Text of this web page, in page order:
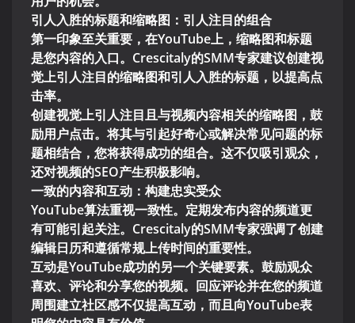
引人入胜的标题和缩略图：引人注目的组合
第一印象至关重要，在YouTube上，缩略图和标题
是您内容的入口。Crescitaly的SMM专家建议创建视
觉上引人注目的缩略图和引人入胜的标题，以提高点
击率。
创建视觉上引人注目且与视频内容相关的缩略图，鼓
励用户点击。将其与引起好奇心或解决常见问题的标
题相结合，您将获得成功的组合。这不仅吸引观众，
还对视频的SEO产生积极影响。
一致的内容和互动：构建忠实受众
YouTube算法重视一致性。定期发布内容的频道更
有可能引起关注。Crescitaly的SMM专家强调了创建
编辑日历和遵循常规上传时间的重要性。
互动是YouTube成功的另一个关键要素。鼓励观众
喜欢、评论和分享您的视频。回应评论并在您的频道
周围建立社区感不仅提高互动，而且向YouTube表